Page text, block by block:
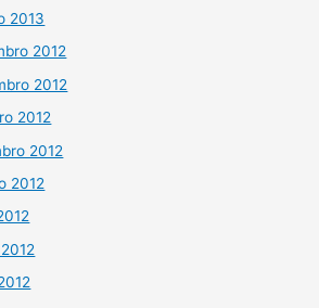
2013
2012
2012
2012
2012
2012